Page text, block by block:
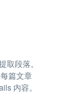
段落。
篇文章
内容。